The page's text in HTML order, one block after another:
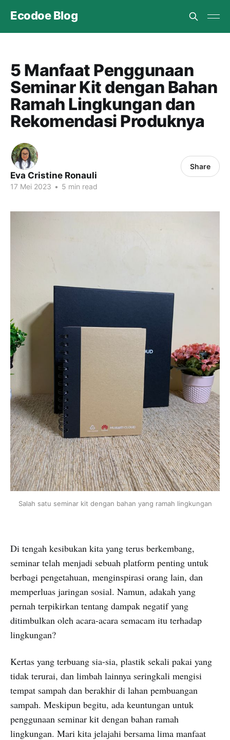
Ecodoe Blog
5 Manfaat Penggunaan
Seminar Kit dengan Bahan
Ramah Lingkungan dan
Rekomendasi Produknya
Eva Cristine Ronauli
17 Mei 2023 • 5 min read
Share
Salah satu seminar kit dengan bahan yang ramah lingkungan
Di tengah kesibukan kita yang terus berkembang,
seminar telah menjadi sebuah platform penting untuk
berbagi pengetahuan, menginspirasi orang lain, dan
memperluas jaringan sosial. Namun, adakah yang
pernah terpikirkan tentang dampak negatif yang
ditimbulkan oleh acara-acara semacam itu terhadap
lingkungan?
Kertas yang terbuang sia-sia, plastik sekali pakai yang
tidak terurai, dan limbah lainnya seringkali mengisi
tempat sampah dan berakhir di lahan pembuangan
sampah. Meskipun begitu, ada keuntungan untuk
penggunaan seminar kit dengan bahan ramah
lingkungan. Mari kita jelajahi bersama lima manfaat